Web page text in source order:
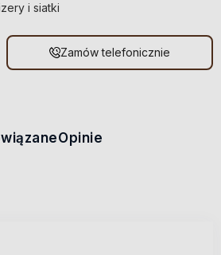
i siatki
Zamów telefonicznie
Opinie